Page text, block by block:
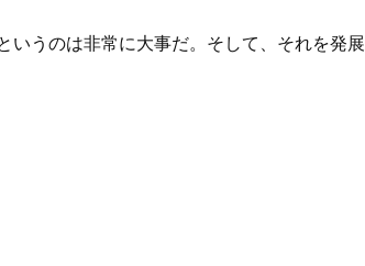
いうのは非常に大事だ。そして、それを発展